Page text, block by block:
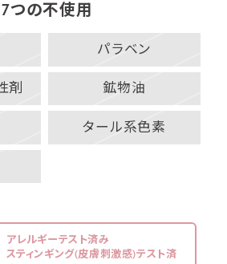
7つの不使用
パラベン
剤 鉱物油
タール系色素
アレルギーテスト済み
スティンギング(皮膚刺激感)テスト済